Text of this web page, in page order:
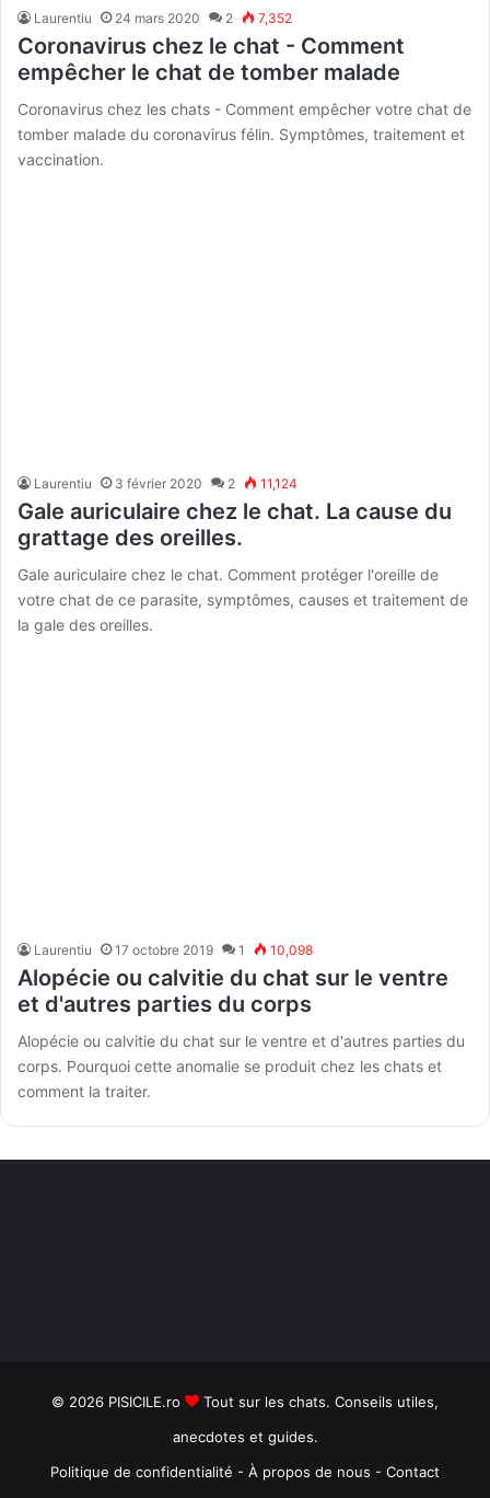
Laurentiu 24 mars 2020 2 7,352
Coronavirus chez le chat - Comment
empêcher le chat de tomber malade
Coronavirus chez les chats - Comment empêcher votre chat de
tomber malade du coronavirus félin. Symptômes, traitement et
vaccination.
Laurentiu 3 février 2020 2 11,124
Gale auriculaire chez le chat. La cause du
grattage des oreilles.
Gale auriculaire chez le chat. Comment protéger l'oreille de
votre chat de ce parasite, symptômes, causes et traitement de
la gale des oreilles.
Laurentiu 17 octobre 2019 1 10,098
Alopécie ou calvitie du chat sur le ventre
et d'autres parties du corps
Alopécie ou calvitie du chat sur le ventre et d'autres parties du
corps. Pourquoi cette anomalie se produit chez les chats et
comment la traiter.
© 2026 PISICILE.ro
Tout sur les chats. Conseils utiles,
anecdotes et guides.
Politique de confidentialité - À propos de nous - Contact